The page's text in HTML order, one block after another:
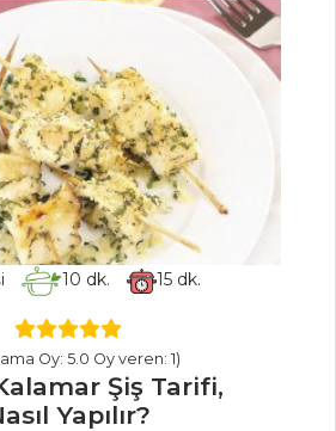
10 dk. 15 dk.
Oy: 5.0 Oy veren: 1)
Şiş Tarifi,
Yapılır?